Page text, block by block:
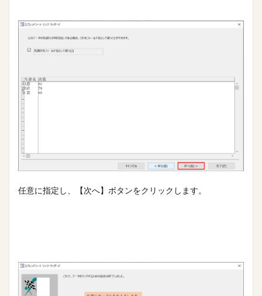
任意に指定し、【次へ】ボタンをクリックします。